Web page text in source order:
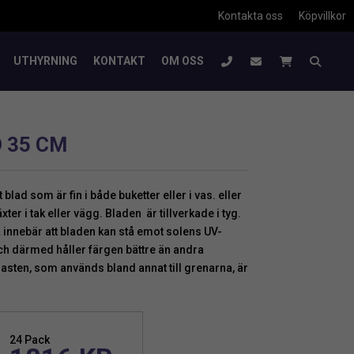
Köpvillkor
Kontakta oss
UTHYRNING KONTAKT OM OSS
35 CM
som är fin i både buketter eller i vas. eller
i tak eller vägg. Bladen är tillverkade i tyg.
att bladen kan stå emot solens UV-
därmed håller färgen bättre än andra
som används bland annat till grenarna, är
24 Pack